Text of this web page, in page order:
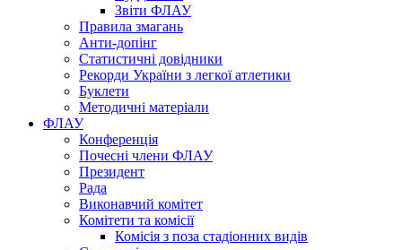
Звіти ФЛАУ
Правила змагань
Анти-допінг
Статистичні довідники
Рекорди України з легкої атлетики
Буклети
Методичні матеріали
ФЛАУ
Конференція
Почесні члени ФЛАУ
Президент
Рада
Виконавчий комітет
Комітети та комісії
Комісія з поза стадіонних видів